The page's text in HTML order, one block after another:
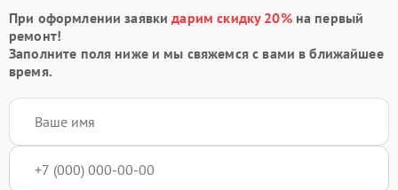
При оформлении заявкидарим скидку 20%на первый
ремонт!
Заполните поля ниже и мы свяжемся с вами в ближайшее
время.